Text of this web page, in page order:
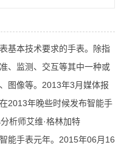
基本技术要求的手表。除指
、监测、交互等其中一种或
图像等。2013年3月媒体报
2013年晚些时候发布智能手
析师艾维·格林加特
能手表元年。2015年06月16